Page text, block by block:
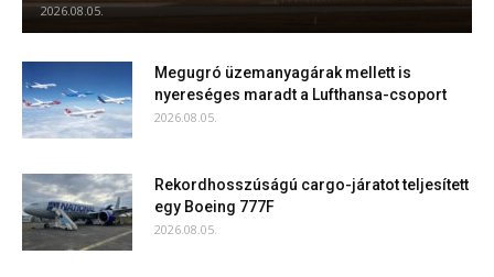
2026.08.05.
Megugró üzemanyagárak mellett is
nyereséges maradt a Lufthansa-csoport
2026.08.05.
Rekordhosszúságú cargo-járatot teljesített
egy Boeing 777F
2026.08.05.